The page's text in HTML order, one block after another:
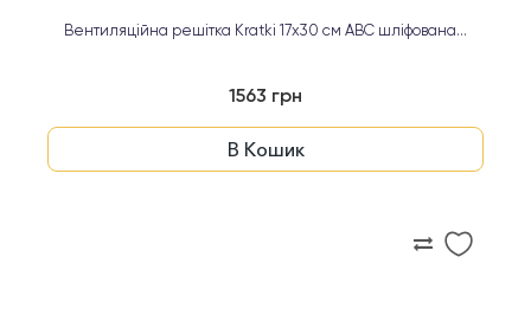
Вентиляційна решітка Kratki 17х30 см ABC шліфована...
1563 грн
В Кошик